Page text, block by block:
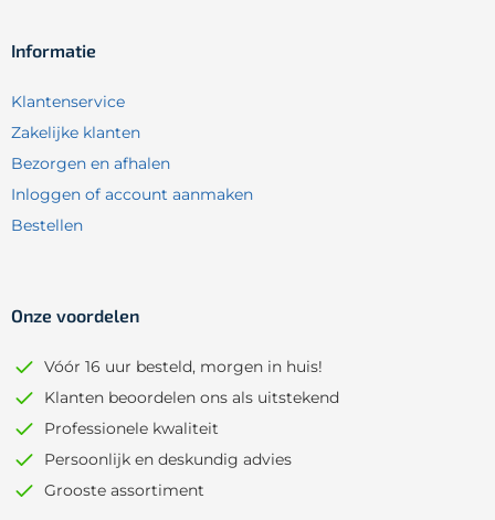
Informatie
Klantenservice
Zakelijke klanten
Bezorgen en afhalen
Inloggen of account aanmaken
Bestellen
Onze voordelen
Vóór 16 uur besteld, morgen in huis!
Klanten beoordelen ons als uitstekend
Professionele kwaliteit
Persoonlijk en deskundig advies
Grooste assortiment